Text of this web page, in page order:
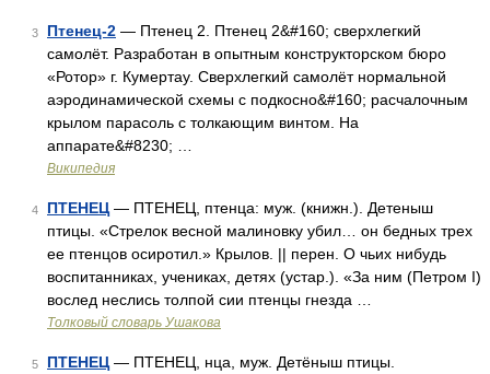
3 Птенец-2 — Птенец 2. Птенец 2&#160; сверхлегкий
самолёт. Разработан в опытным конструкторском бюро
«Ротор» г. Кумертау. Сверхлегкий самолёт нормальной
аэродинамической схемы с подкосно&#160; расчалочным
крылом парасоль с толкающим винтом. На
аппарате&#8230; …
Википедия
4 ПТЕНЕЦ — ПТЕНЕЦ, птенца: муж. (книжн.). Детеныш
птицы. «Стрелок весной малиновку убил… он бедных трех
ее птенцов осиротил.» Крылов. || перен. О чьих нибудь
воспитанниках, учениках, детях (устар.). «За ним (Петром I)
вослед неслись толпой сии птенцы гнезда …
Толковый словарь Ушакова
5 ПТЕНЕЦ — ПТЕНЕЦ, нца, муж. Детёныш птицы.